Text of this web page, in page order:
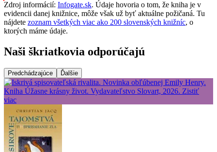
Zdroj informácií: Infogate.sk. Údaje hovoria o tom, že kniha je v
evidencii danej knižnice, môže však už byť aktuálne požičaná. Tu
nájdete zoznam všetkých viac ako 200 slovenských knižníc, o
ktorých máme údaje.
Naši škriatkovia odporúčajú
Predchádzajúce Ďalšie